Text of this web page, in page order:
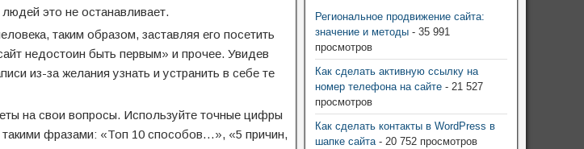
это не останавливает.
таким образом, заставляя его посетить
недостоин быть первым» и прочее. Увидев
из-за желания узнать и устранить в себе те
на свои вопросы. Используйте точные цифры
такими фразами: «Топ 10 способов…», «5 причин,
Региональное продвижение сайта:
значение и методы - 35 991
просмотров
Как сделать активную ссылку на
номер телефона на сайте - 21 527
просмотров
Как сделать контакты в WordPress в
шапке сайта- 20 752 просмотров